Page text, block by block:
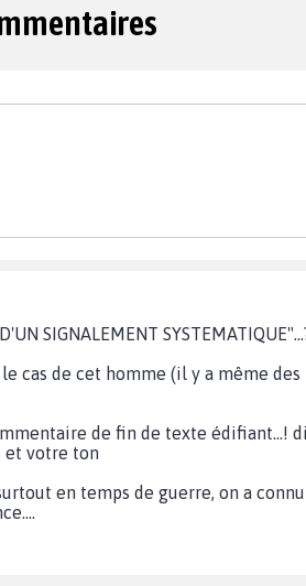
SIGNALEMENT
cas de cet homme (il y a même
de fin de texte édifiant...!
et votre ton
en temps de guerre, on a